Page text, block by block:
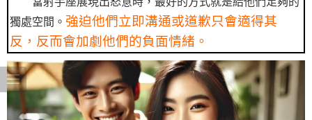
獨處空間。 強迫他們立即溝通或道歉只會適得其
反，反而會加劇他們的負面情緒。